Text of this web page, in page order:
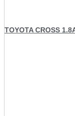
TOYOTA CROSS